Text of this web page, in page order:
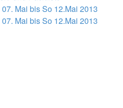
Mai bis So 12.Mai 2013
Mai bis So 12.Mai 2013